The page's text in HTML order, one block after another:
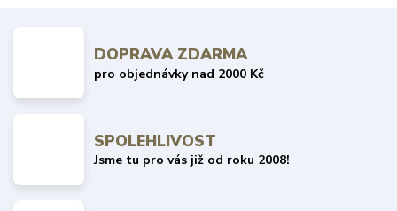
DOPRAVA ZDARMA
pro objednávky nad 2000 Kč
SPOLEHLIVOST
Jsme tu pro vás již od roku 2008!